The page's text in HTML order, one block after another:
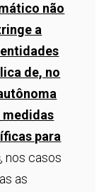
não
a
de, no
medidas
para
, nos casos
as